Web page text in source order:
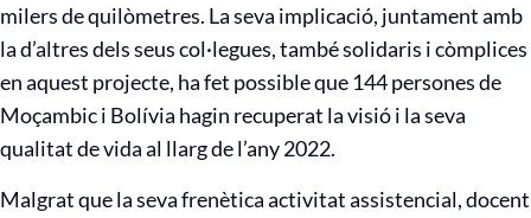
milers de quilòmetres. La seva implicació, juntament amb
la d’altres dels seus col·legues, també solidaris i còmplices
en aquest projecte, ha fet possible que 144 persones de
Moçambic i Bolívia hagin recuperat la visió i la seva
qualitat de vida al llarg de l’any 2022.
Malgrat que la seva frenètica activitat assistencial, docent